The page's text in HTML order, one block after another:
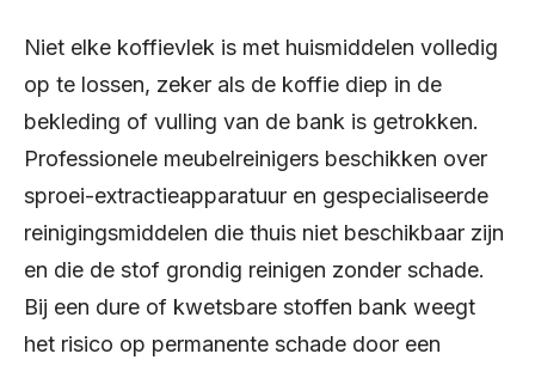
Niet elke koffievlek is met huismiddelen volledig
op te lossen, zeker als de koffie diep in de
bekleding of vulling van de bank is getrokken.
Professionele meubelreinigers beschikken over
sproei-extractieapparatuur en gespecialiseerde
reinigingsmiddelen die thuis niet beschikbaar zijn
en die de stof grondig reinigen zonder schade.
Bij een dure of kwetsbare stoffen bank weegt
het risico op permanente schade door een